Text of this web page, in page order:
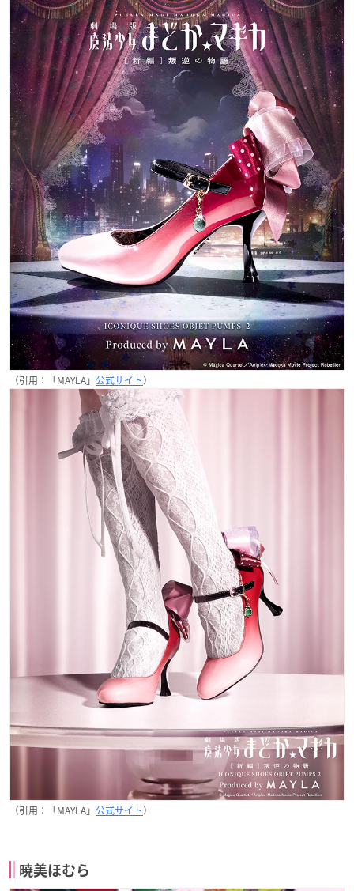
（引用：「MAYLA」 公式サイト）
（引用：「MAYLA」 公式サイト）
暁美ほむら